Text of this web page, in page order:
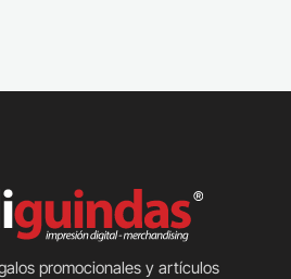
promocionales y artículos